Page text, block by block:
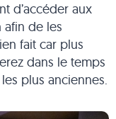
d’accéder aux
de les
fait car plus
dans le temps
plus anciennes.